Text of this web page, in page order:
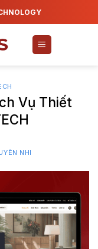
Vụ Thiết
NHI